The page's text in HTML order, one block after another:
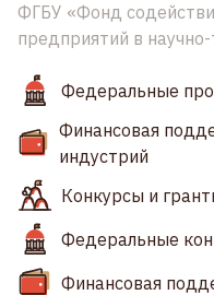
ФГБУ «Фонд
предприятий в
Федеральные
Финансовая
индустрий
Конкурсы и
Федеральные
Финансовая